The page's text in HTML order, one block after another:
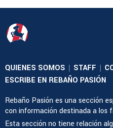
QUIENES SOMOS | STAFF |
ESCRIBE EN REBAÑO PASIÓN
Rebaño Pasión es una sección
con información destinada a los
Esta sección no tiene relación